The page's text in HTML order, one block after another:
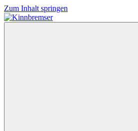
Zum Inhalt springen